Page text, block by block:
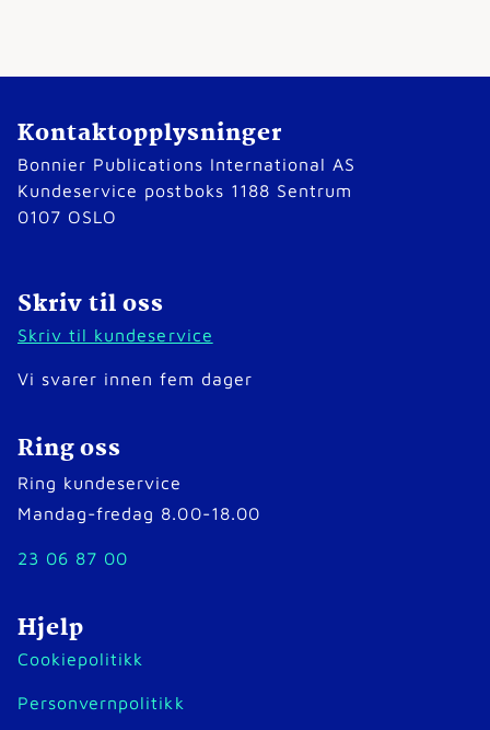
Kontaktopplysninger
Bonnier Publications International AS
Kundeservice postboks 1188 Sentrum
0107 OSLO
Skriv til oss
Skriv til kundeservice
Vi svarer innen fem dager
Ring oss
Ring kundeservice
Mandag-fredag 8.00-18.00
23 06 87 00
Hjelp
Cookiepolitikk
Personvernpolitikk